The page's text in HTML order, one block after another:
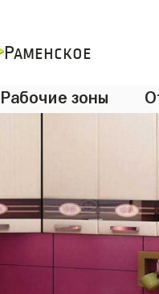
Раменское
Рабочие зоны